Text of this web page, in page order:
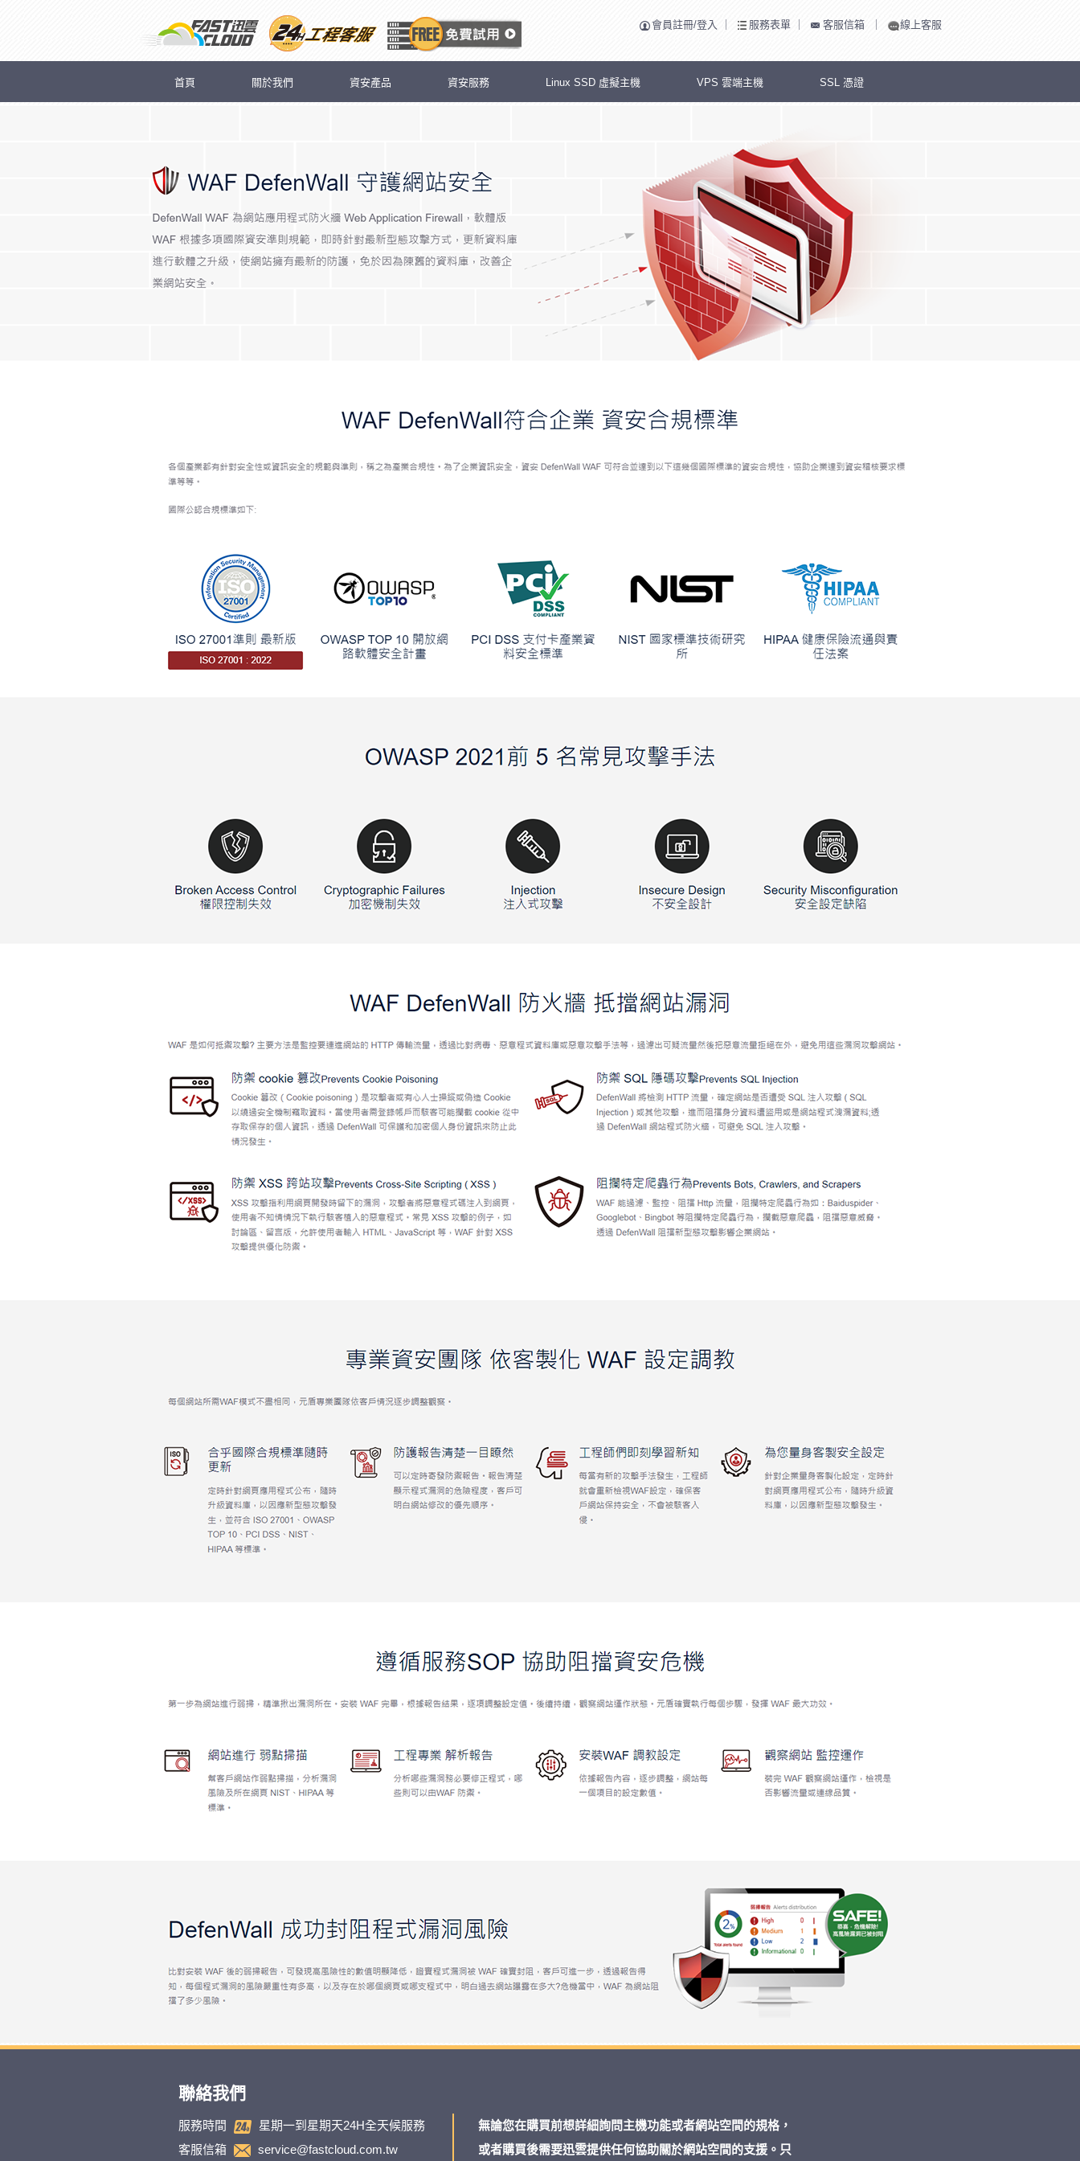
會員註冊/登入 服務表單 客服信箱 線上客服
首頁 關於我們 資安產品 資安服務 Linux SSD 虛擬主機 VPS 雲端主機 SSL 憑證
聯絡我們
服務時間
星期一到星期天24H全天候服務
客服信箱
service@fastcloud.com.tw
無論您在購買前想詳細詢問主機功能或者網站空間的規格，
或者購買後需要迅雲提供任何協助關於網站空間的支援。只